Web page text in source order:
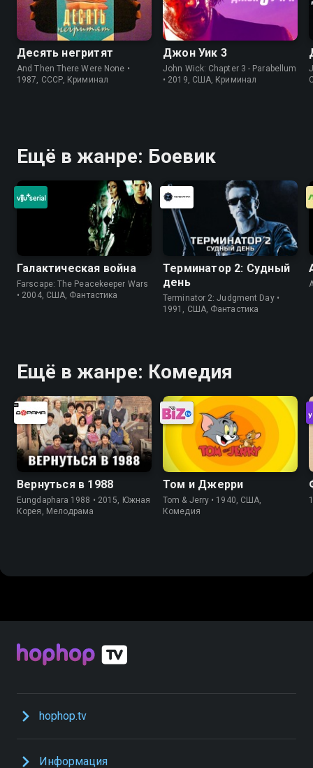
Десять негритят
And Then There Were None •
1987, СССР, Криминал
Джон Уик 3
John Wick: Chapter 3 - Parabellum
• 2019, США, Криминал
Ещё в жанре: Боевик
Галактическая война
Farscape: The Peacekeeper Wars
• 2004, США, Фантастика
Терминатор 2: Судный
день
Terminator 2: Judgment Day •
1991, США, Фантастика
Ещё в жанре: Комедия
Вернуться в 1988
Eungdaphara 1988 • 2015, Южная
Корея, Мелодрама
Том и Джерри
Tom & Jerry • 1940, США,
Комедия
hophop.tv
Информация